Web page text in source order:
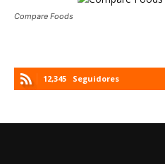
Compare Foods
12,345 Seguidores